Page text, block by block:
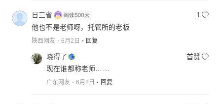
日三省
1
他也不是老师呀，托管所的老板
陕西网友 6月2日 回复
晓得了
首赞
现在谁都称老师……
广东网友 6月2日 回复